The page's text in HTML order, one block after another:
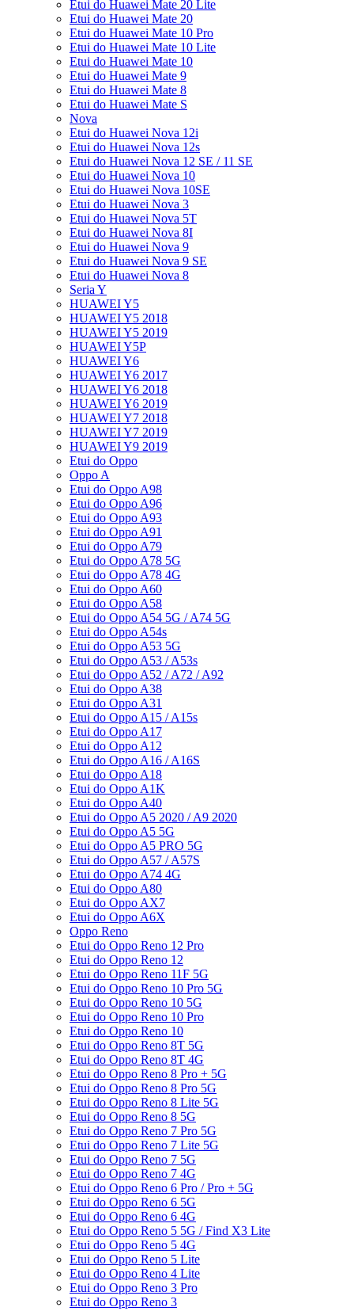
Etui do Huawei Mate 20 Lite
Etui do Huawei Mate 20
Etui do Huawei Mate 10 Pro
Etui do Huawei Mate 10 Lite
Etui do Huawei Mate 10
Etui do Huawei Mate 9
Etui do Huawei Mate 8
Etui do Huawei Mate S
Nova
Etui do Huawei Nova 12i
Etui do Huawei Nova 12s
Etui do Huawei Nova 12 SE / 11 SE
Etui do Huawei Nova 10
Etui do Huawei Nova 10SE
Etui do Huawei Nova 3
Etui do Huawei Nova 5T
Etui do Huawei Nova 8I
Etui do Huawei Nova 9
Etui do Huawei Nova 9 SE
Etui do Huawei Nova 8
Seria Y
HUAWEI Y5
HUAWEI Y5 2018
HUAWEI Y5 2019
HUAWEI Y5P
HUAWEI Y6
HUAWEI Y6 2017
HUAWEI Y6 2018
HUAWEI Y6 2019
HUAWEI Y7 2018
HUAWEI Y7 2019
HUAWEI Y9 2019
Etui do Oppo
Oppo A
Etui do Oppo A98
Etui do Oppo A96
Etui do Oppo A93
Etui do Oppo A91
Etui do Oppo A79
Etui do Oppo A78 5G
Etui do Oppo A78 4G
Etui do Oppo A60
Etui do Oppo A58
Etui do Oppo A54 5G / A74 5G
Etui do Oppo A54s
Etui do Oppo A53 5G
Etui do Oppo A53 / A53s
Etui do Oppo A52 / A72 / A92
Etui do Oppo A38
Etui do Oppo A31
Etui do Oppo A15 / A15s
Etui do Oppo A17
Etui do Oppo A12
Etui do Oppo A16 / A16S
Etui do Oppo A18
Etui do Oppo A1K
Etui do Oppo A40
Etui do Oppo A5 2020 / A9 2020
Etui do Oppo A5 5G
Etui do Oppo A5 PRO 5G
Etui do Oppo A57 / A57S
Etui do Oppo A74 4G
Etui do Oppo A80
Etui do Oppo AX7
Etui do Oppo A6X
Oppo Reno
Etui do Oppo Reno 12 Pro
Etui do Oppo Reno 12
Etui do Oppo Reno 11F 5G
Etui do Oppo Reno 10 Pro 5G
Etui do Oppo Reno 10 5G
Etui do Oppo Reno 10 Pro
Etui do Oppo Reno 10
Etui do Oppo Reno 8T 5G
Etui do Oppo Reno 8T 4G
Etui do Oppo Reno 8 Pro + 5G
Etui do Oppo Reno 8 Pro 5G
Etui do Oppo Reno 8 Lite 5G
Etui do Oppo Reno 8 5G
Etui do Oppo Reno 7 Pro 5G
Etui do Oppo Reno 7 Lite 5G
Etui do Oppo Reno 7 5G
Etui do Oppo Reno 7 4G
Etui do Oppo Reno 6 Pro / Pro + 5G
Etui do Oppo Reno 6 5G
Etui do Oppo Reno 6 4G
Etui do Oppo Reno 5 5G / Find X3 Lite
Etui do Oppo Reno 5 4G
Etui do Oppo Reno 5 Lite
Etui do Oppo Reno 4 Lite
Etui do Oppo Reno 3 Pro
Etui do Oppo Reno 3